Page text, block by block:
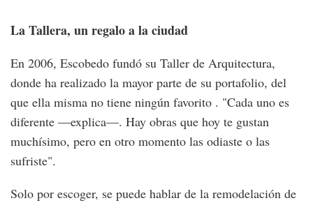
La Tallera, un regalo a la ciudad
En 2006, Escobedo fundó su Taller de Arquitectura,
donde ha realizado la mayor parte de su portafolio, del
que ella misma no tiene ningún favorito . "Cada uno es
diferente —explica—. Hay obras que hoy te gustan
muchísimo, pero en otro momento las odiaste o las
sufriste".
Solo por escoger, se puede hablar de la remodelación de